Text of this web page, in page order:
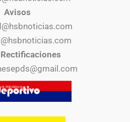
Avisos
Rectificaciones